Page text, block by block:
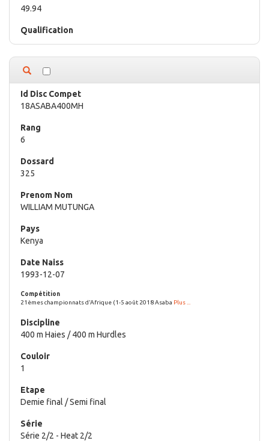
49.94
18ASABA400MH
6
325
WILLIAM MUTUNGA
Kenya
1993-12-07
21èmes championnats d'Afrique (1-5 août 2018 Asaba Plus ...
400 m Haies / 400 m Hurdles
1
Demie final / Semi final
Série 2/2 - Heat 2/2